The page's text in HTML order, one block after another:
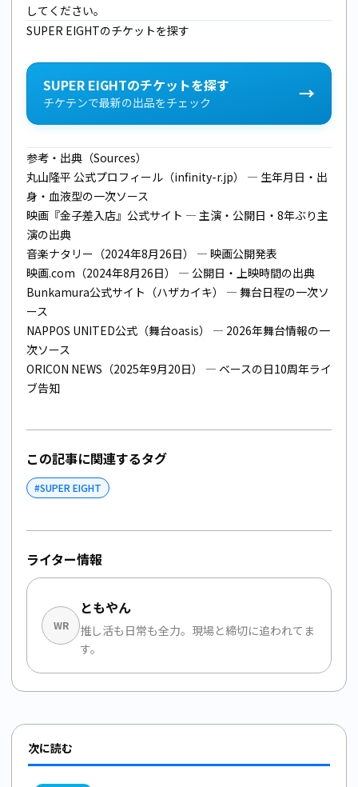
してください。
SUPER EIGHTのチケットを探す
SUPER EIGHTのチケットを探す
チケテンで最新の出品をチェック →
参考・出典（Sources）
丸山隆平 公式プロフィール（infinity-r.jp）
— 生年月日・出
身・血液型の一次ソース
映画『金子差入店』公式サイト — 主演・公開日・8年ぶり主
演の出典
音楽ナタリー（2024年8月26日）
— 映画公開発表
映画.com（2024年8月26日）
— 公開日・上映時間の出典
Bunkamura公式サイト（ハザカイキ）
— 舞台日程の一次ソ
ース
NAPPOS UNITED公式（舞台oasis）
— 2026年舞台情報の一
次ソース
ORICON NEWS（2025年9月20日）
— ベースの日10周年ライ
ブ告知
この記事に関連するタグ
#SUPER EIGHT
ライター情報
WR
ともやん
推し活も日常も全力。現場と締切に追われてま
す。
次に読む